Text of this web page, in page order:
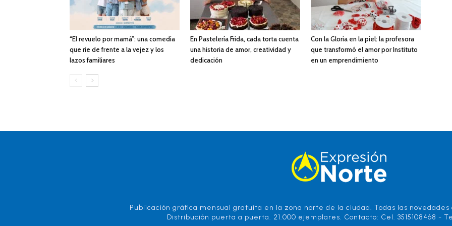
“El revuelo por mamá”: una comedia
que ríe de frente a la vejez y los
lazos familiares
En Pastelería Frida, cada torta cuenta
una historia de amor, creatividad y
dedicación
Con la Gloria en la piel: la profesora
que transformó el amor por Instituto
en un emprendimiento
Publicación gráfica mensual gratuita en la zona norte de la ciudad. Todas las novedades
Distribución puerta a puerta. 21.000 ejemplares. Contacto: Cel. 3515108468 -